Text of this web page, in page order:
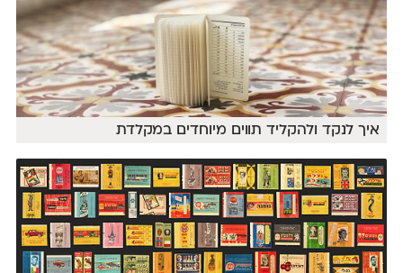
איך לנקד ולהקליד תווים מיוחדים במקלדת